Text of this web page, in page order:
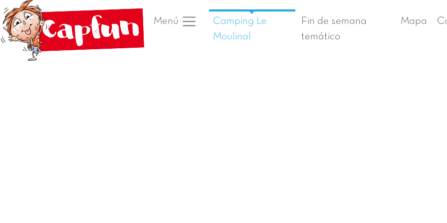
Menú
Camping Le
Moulinal
Fin de semana
temático
Mapa